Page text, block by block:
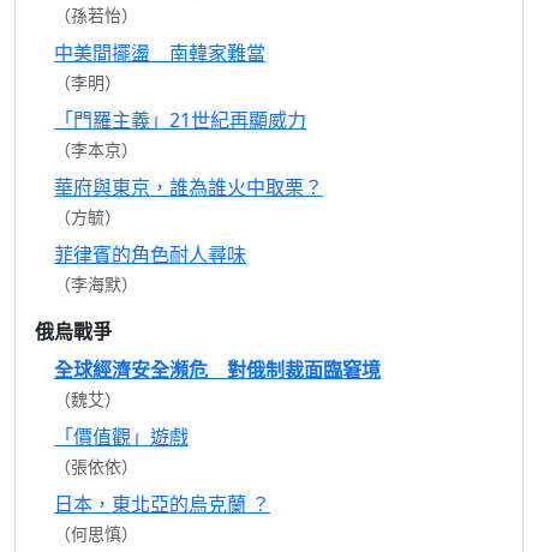
（孫若怡）
中美間擺盪 南韓家難當
（李明）
「門羅主義」21世紀再顯威力
（李本京）
華府與東京，誰為誰火中取栗？
（方毓）
菲律賓的角色耐人尋味
（李海默）
俄烏戰爭
全球經濟安全瀕危 對俄制裁面臨窘境
（魏艾）
「價值觀」遊戲
（張依依）
日本，東北亞的烏克蘭 ？
（何思慎）